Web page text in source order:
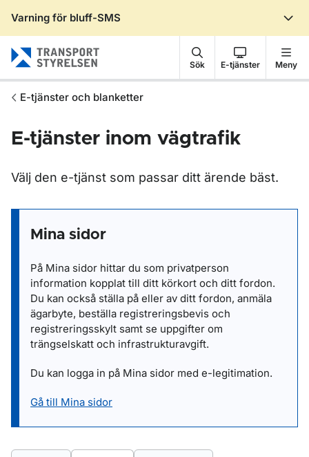
Varning för bluff-SMS
Sök E-tjänster Meny
E-tjänster och blanketter
E-tjänster inom vägtrafik
Välj den e-tjänst som passar ditt ärende bäst.
Mina sidor
På Mina sidor hittar du som privatperson
information kopplat till ditt körkort och ditt fordon.
Du kan också ställa på eller av ditt fordon, anmäla
ägarbyte, beställa registreringsbevis och
registreringsskylt samt se uppgifter om
trängselskatt och infrastrukturavgift.
Du kan logga in på Mina sidor med e-legitimation.
Gå till Mina sidor